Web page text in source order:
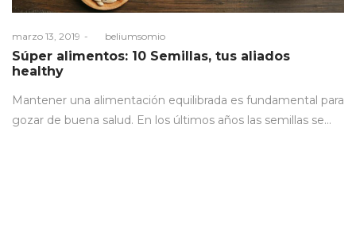
Posted
on
marzo 13, 2019 beliumsomio
Súper alimentos: 10 Semillas, tus aliados
healthy
Mantener una alimentación equilibrada es fundamental para
gozar de buena salud. En los últimos años las semillas se…